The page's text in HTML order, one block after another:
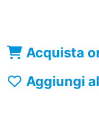
Acquista
Aggiungi